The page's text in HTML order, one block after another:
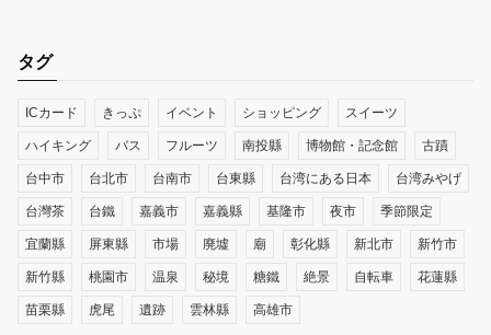
タグ
ICカード きっぷ イベント ショッピング スイーツ
ハイキング バス フルーツ 南投縣 博物館・記念館 古蹟
台中市 台北市 台南市 台東縣 台湾にある日本 台湾みやげ
台灣茶 台鐵 嘉義市 嘉義縣 基隆市 夜市 季節限定
宜蘭縣 屏東縣 市場 廃墟 廟 彰化縣 新北市 新竹市
新竹縣 桃園市 温泉 秘境 糖鐵 絶景 自転車 花蓮縣
苗栗縣 虎尾 遺跡 雲林縣 高雄市